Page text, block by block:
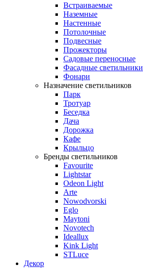
Встраиваемые
Наземные
Настенные
Потолочные
Подвесные
Прожекторы
Садовые переносные
Фасадные светильники
Фонари
Назначение светильников
Парк
Тротуар
Беседка
Дача
Дорожка
Кафе
Крыльцо
Бренды светильников
Favourite
Lightstar
Odeon Light
Arte
Nowodvorski
Eglo
Maytoni
Novotech
Ideallux
Kink Light
STLuce
Декор